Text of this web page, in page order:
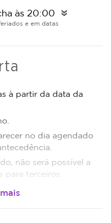
às 20:00 double_arrow
e em datas
à partir da data da
no dia agendado
não será possível a
para terceiros.
dias e horários.